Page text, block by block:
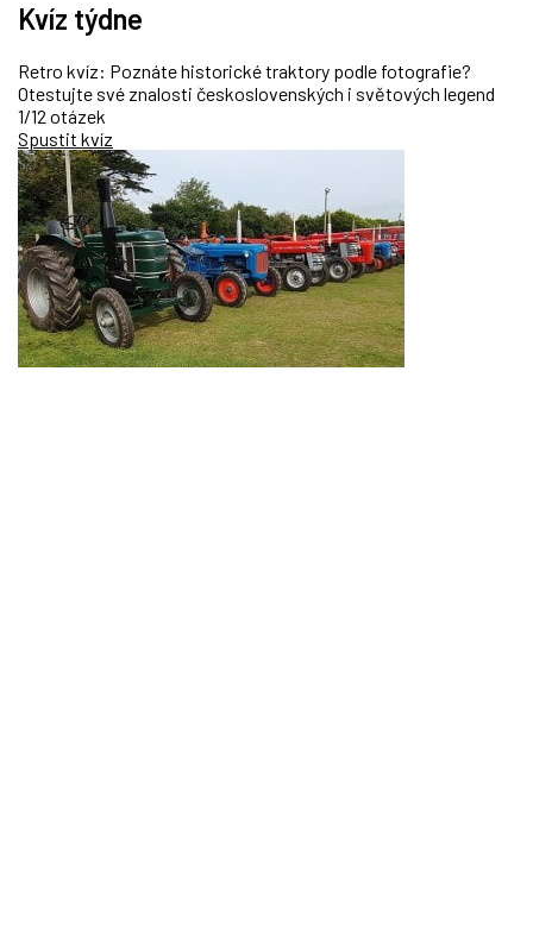
Kvíz týdne
Retro kvíz: Poznáte historické traktory podle fotografie?
Otestujte své znalosti československých i světových legend
1/12 otázek
Spustit kvíz